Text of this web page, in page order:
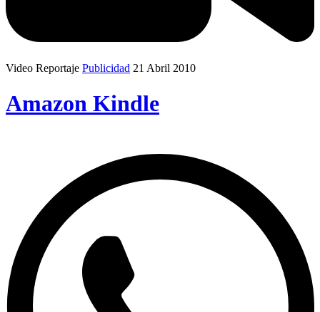
Video Reportaje Publicidad 21 Abril 2010
Amazon Kindle